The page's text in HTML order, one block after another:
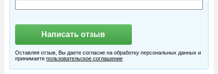
Оставляя отзыв, Вы даете согласие на обработку персональных данных и
принимаете пользовательское соглашение